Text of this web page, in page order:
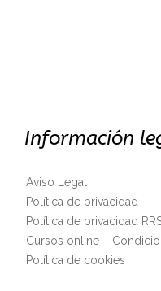
Información
Aviso Legal
Política de privacidad
Política de privacidad
Cursos online –
Política de cookies